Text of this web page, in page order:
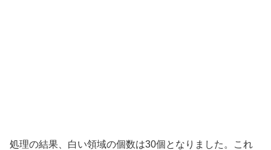
処理の結果、白い領域の個数は30個となりました。これ